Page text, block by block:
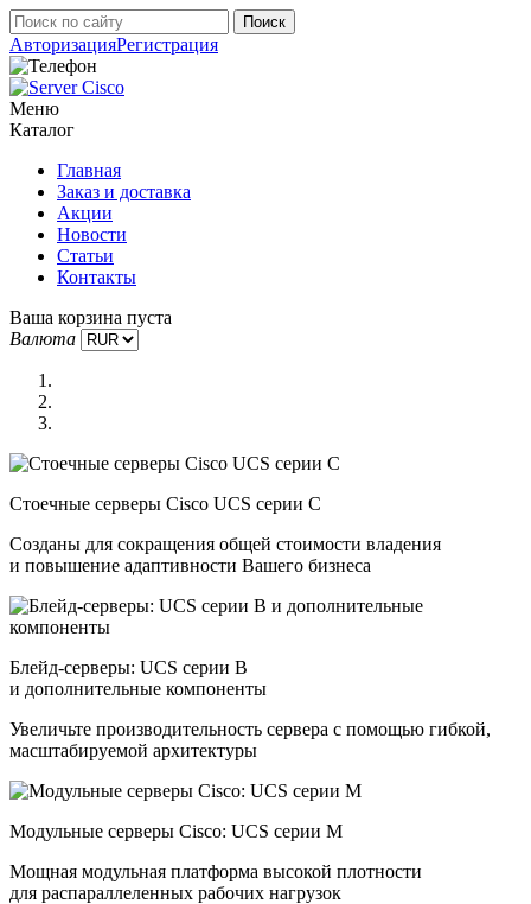
АвторизацияРегистрация
Меню
Каталог
Главная
Заказ и доставка
Акции
Новости
Статьи
Контакты
Ваша корзина пуста
Валюта
Стоечные серверы Cisco UCS серии C
Созданы для сокращения общей стоимости владения
и повышение адаптивности Вашего бизнеса
Блейд-серверы: UCS серии B
и дополнительные компоненты
Увеличьте производительность сервера с помощью гибкой,
масштабируемой архитектуры
Модульные серверы Cisco: UCS серии M
Мощная модульная платформа высокой плотности
для распараллеленных рабочих нагрузок